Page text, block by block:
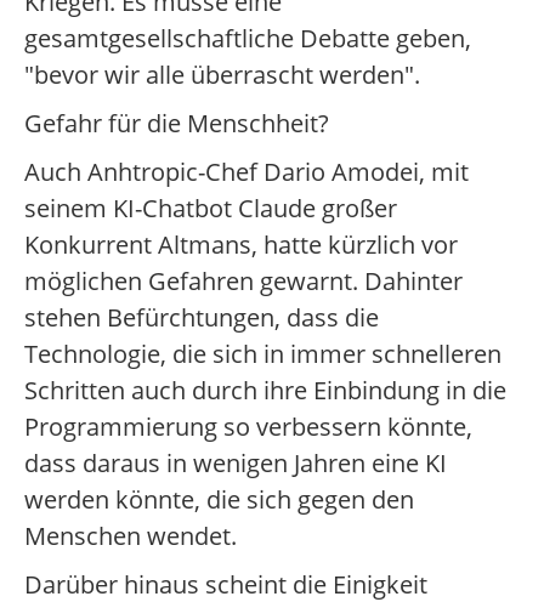
gesamtgesellschaftliche Debatte geben,
"bevor wir alle überrascht werden".
Gefahr für die Menschheit?
Auch Anhtropic-Chef Dario Amodei, mit
seinem KI-Chatbot Claude großer
Konkurrent Altmans, hatte kürzlich vor
möglichen Gefahren gewarnt. Dahinter
stehen Befürchtungen, dass die
Technologie, die sich in immer schnelleren
Schritten auch durch ihre Einbindung in die
Programmierung so verbessern könnte,
dass daraus in wenigen Jahren eine KI
werden könnte, die sich gegen den
Menschen wendet.
Darüber hinaus scheint die Einigkeit